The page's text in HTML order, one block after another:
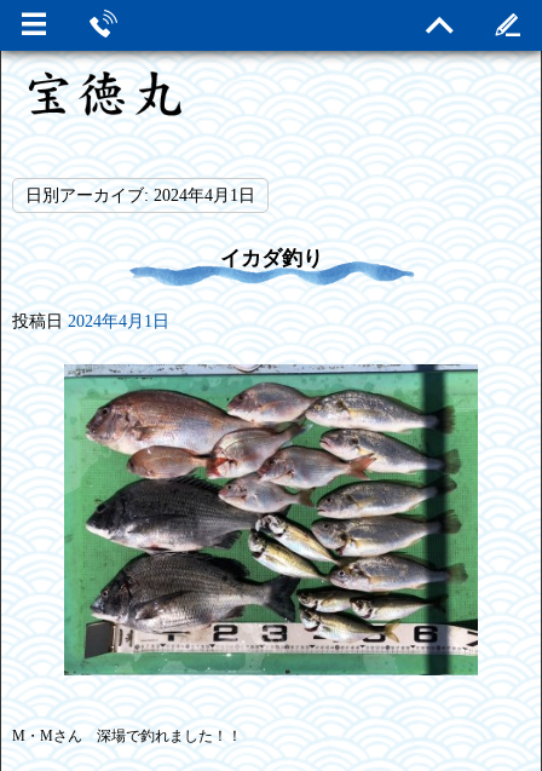
日別アーカイブ:2024年4月1日
イカダ釣り
投稿日 2024年4月1日
M・Mさん 深場で釣れました！！